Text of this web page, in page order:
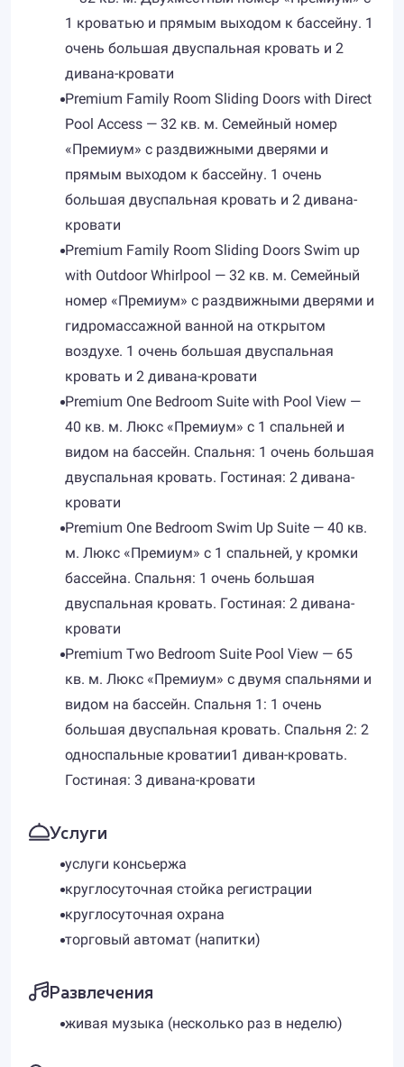
1 кроватью и прямым выходом к бассейну. 1
очень большая двуспальная кровать и 2
дивана-кровати
Premium Family Room Sliding Doors with Direct
Pool Access — 32 кв. м. Семейный номер
«Премиум» с раздвижными дверями и
прямым выходом к бассейну. 1 очень
большая двуспальная кровать и 2 дивана-
кровати
Premium Family Room Sliding Doors Swim up
with Outdoor Whirlpool — 32 кв. м. Семейный
номер «Премиум» с раздвижными дверями и
гидромассажной ванной на открытом
воздухе. 1 очень большая двуспальная
кровать и 2 дивана-кровати
Premium One Bedroom Suite with Pool View —
40 кв. м. Люкс «Премиум» с 1 спальней и
видом на бассейн. Спальня: 1 очень большая
двуспальная кровать. Гостиная: 2 дивана-
кровати
Premium One Bedroom Swim Up Suite — 40 кв.
м. Люкс «Премиум» с 1 спальней, у кромки
бассейна. Спальня: 1 очень большая
двуспальная кровать. Гостиная: 2 дивана-
кровати
Premium Two Bedroom Suite Pool View — 65
кв. м. Люкс «Премиум» с двумя спальнями и
видом на бассейн. Спальня 1: 1 очень
большая двуспальная кровать. Спальня 2: 2
односпальные кроватии1 диван-кровать.
Гостиная: 3 дивана-кровати
Услуги
услуги консьержа
круглосуточная стойка регистрации
круглосуточная охрана
торговый автомат (напитки)
Развлечения
живая музыка (несколько раз в неделю)